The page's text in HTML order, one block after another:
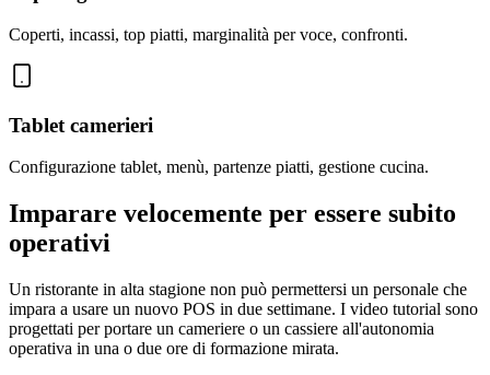
Coperti, incassi, top piatti, marginalità per voce, confronti.
Tablet camerieri
Configurazione tablet, menù, partenze piatti, gestione cucina.
Imparare velocemente per essere subito
operativi
Un ristorante in alta stagione non può permettersi un personale che
impara a usare un nuovo POS in due settimane. I video tutorial sono
progettati per portare un cameriere o un cassiere all'autonomia
operativa in una o due ore di formazione mirata.